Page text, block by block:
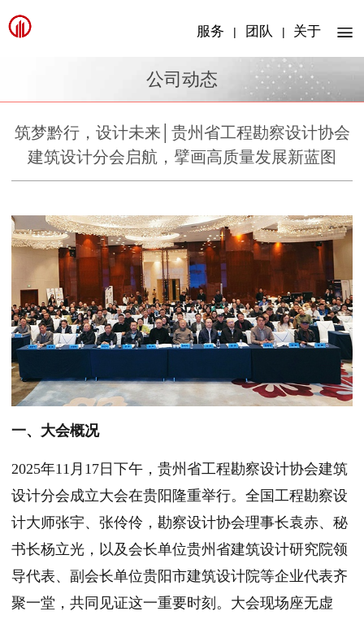
服务 | 团队 | 关于
公司动态
筑梦黔行，设计未来│贵州省工程勘察设计协会
建筑设计分会启航，擘画高质量发展新蓝图
一、大会概况‌
2025年11月17日下午，贵州省工程勘察设计协会建筑
设计分会成立大会在贵阳隆重举行。全国工程勘察设
计大师张宇、张伶伶，勘察设计协会理事长袁赤、秘
书长杨立光，以及会长单位贵州省建筑设计研究院领
导代表、副会长单位贵阳市建筑设计院等企业代表齐
聚一堂，共同见证这一重要时刻。大会现场座无虚